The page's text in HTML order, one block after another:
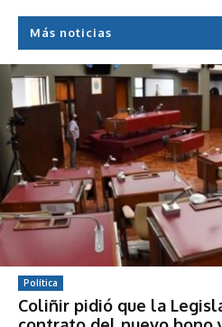
Más noticias
Política
Coliñir pidió que la